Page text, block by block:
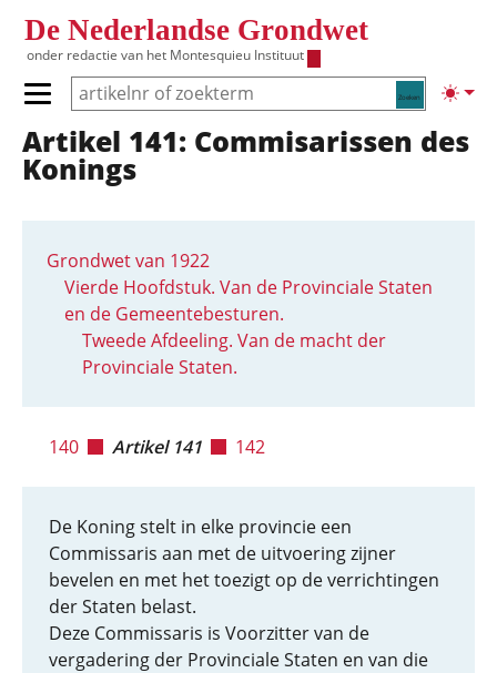
De Nederlandse Grondwet
onder redactie van het Montesquieu Instituut
Zoeken
Primair menu tonen/verbergen
Hoofdnavigatie
Artikel 141: Commisarissen des
Konings
Grondwet van 1922
Vierde Hoofdstuk. Van de Provinciale Staten
en de Gemeentebesturen.
Tweede Afdeeling. Van de macht der
Provinciale Staten.
140 Artikel 141 142
De Koning stelt in elke provincie een
Commissaris aan met de uitvoering zijner
bevelen en met het toezigt op de verrichtingen
der Staten belast.
Deze Commissaris is Voorzitter van de
vergadering der Provinciale Staten en van die